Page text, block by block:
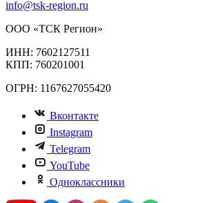
info@tsk-region.ru
ООО «ТСК Регион»
ИНН: 7602127511
КПП: 760201001
ОГРН: 1167627055420
Вконтакте
Instagram
Telegram
YouTube
Одноклассники